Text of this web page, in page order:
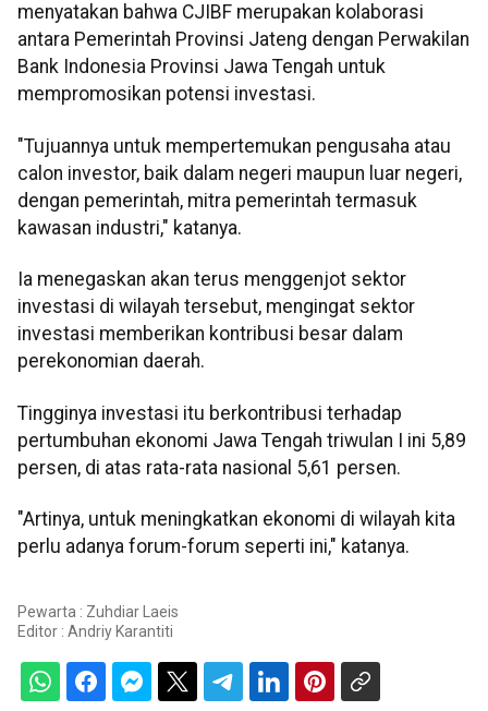
menyatakan bahwa CJIBF merupakan kolaborasi
antara Pemerintah Provinsi Jateng dengan Perwakilan
Bank Indonesia Provinsi Jawa Tengah untuk
mempromosikan potensi investasi.
"Tujuannya untuk mempertemukan pengusaha atau
calon investor, baik dalam negeri maupun luar negeri,
dengan pemerintah, mitra pemerintah termasuk
kawasan industri," katanya.
Ia menegaskan akan terus menggenjot sektor
investasi di wilayah tersebut, mengingat sektor
investasi memberikan kontribusi besar dalam
perekonomian daerah.
Tingginya investasi itu berkontribusi terhadap
pertumbuhan ekonomi Jawa Tengah triwulan I ini 5,89
persen, di atas rata-rata nasional 5,61 persen.
"Artinya, untuk meningkatkan ekonomi di wilayah kita
perlu adanya forum-forum seperti ini," katanya.
Pewarta : Zuhdiar Laeis
Editor : Andriy Karantiti